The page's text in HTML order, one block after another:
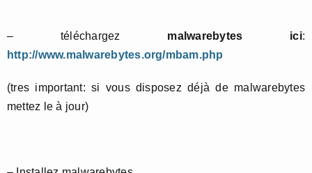
– téléchargez malwarebytes ici:
http://www.malwarebytes.org/mbam.php
(tres important: si vous disposez déjà de malwarebytes
mettez le à jour)